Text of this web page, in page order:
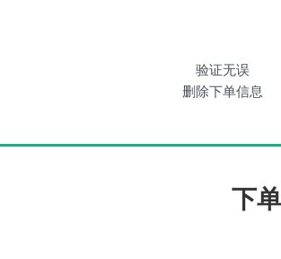
验证无误
删除下单信息
下